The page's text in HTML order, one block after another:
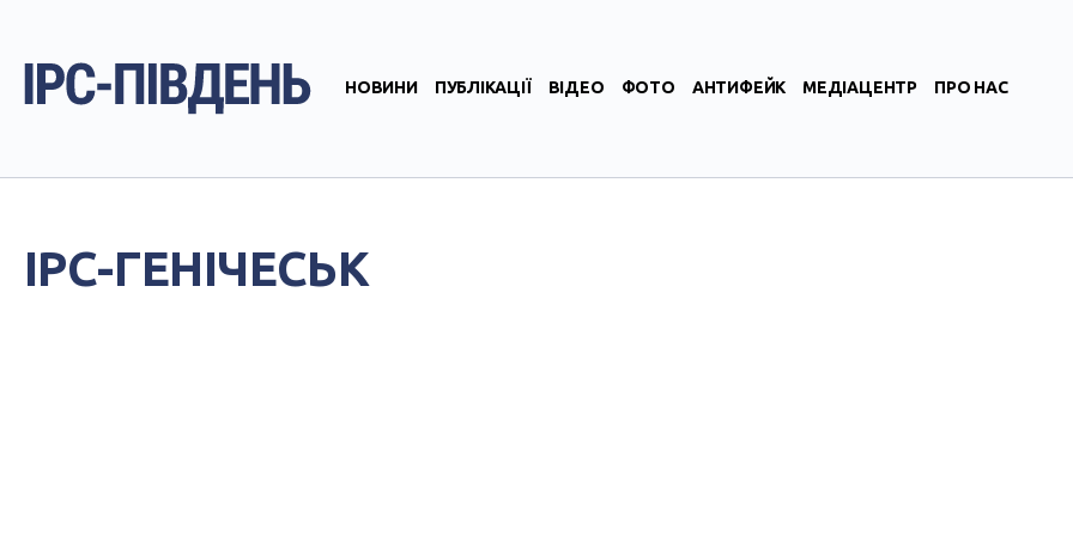
НОВИНИ ПУБЛІКАЦІЇ ВІДЕО ФОТО АНТИФЕЙК МЕДІАЦЕНТР ПРО НАС
IPC-ГЕНІЧЕСЬК